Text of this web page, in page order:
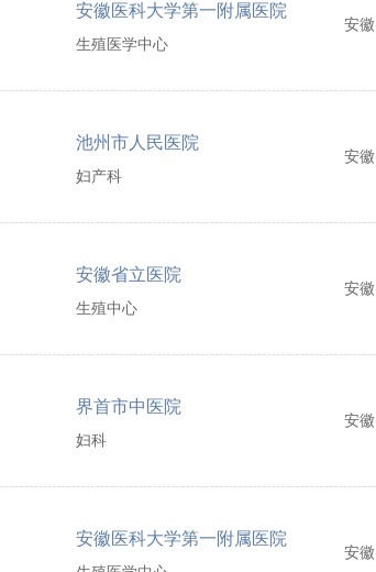
安徽医科大学第一附属医院
生殖医学中心
安徽
池州市人民医院
妇产科
安徽
安徽省立医院
生殖中心
安徽
界首市中医院
妇科
安徽
安徽医科大学第一附属医院
安徽